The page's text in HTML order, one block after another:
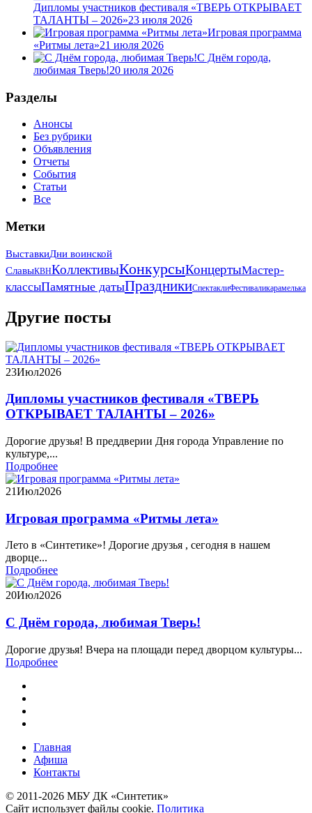
Дипломы участников фестиваля «ТВЕРЬ ОТКРЫВАЕТ
ТАЛАНТЫ – 2026»23 июля 2026
Игровая программа
«Ритмы лета»21 июля 2026
С Днём города,
любимая Тверь!20 июля 2026
Разделы
Анонсы
Без рубрики
Объявления
Отчеты
События
Статьи
Все
Метки
ВыставкиДни воинской
СлавыКВНКоллективыКонкурсыКонцертыМастер-
классыПамятные датыПраздникиСпектаклиФестиваликарамелька
Другие посты
23Июл2026
Дипломы участников фестиваля «ТВЕРЬ
ОТКРЫВАЕТ ТАЛАНТЫ – 2026»
Дорогие друзья! В преддверии Дня города Управление по
культуре,...
Подробнее
21Июл2026
Игровая программа «Ритмы лета»
Лето в «Синтетике»! Дорогие друзья , сегодня в нашем
дворце...
Подробнее
20Июл2026
С Днём города, любимая Тверь!
Дорогие друзья! Вчера на площади перед дворцом культуры...
Подробнее
Главная
Афиша
Контакты
© 2011-2026 МБУ ДК «Синтетик»
Сайт использует файлы cookie. Политика